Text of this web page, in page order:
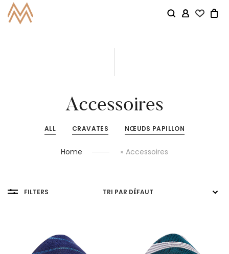
Accessoires
ALL CRAVATES NŒUDS PAPILLON
Home » Accessoires
FILTERS